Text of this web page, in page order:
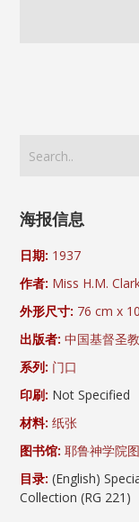
海报信息
日期: 1937
作者: Miss H.M.
外形尺寸: 76 cm x
出版者: 中国基督圣
系列: 门口
印刷: Not Specified
材料: 纸张
图书馆: 耶鲁神学院
目录: (English)
Collection (RG 221)